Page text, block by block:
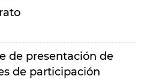
de presentación de
de participación